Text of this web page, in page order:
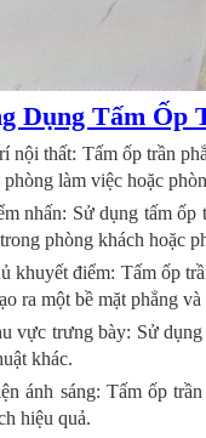
Dụng Tấm Ốp
nội thất: Tấm ốp trần
làm việc hoặc
nhấn: Sử dụng tấm
phòng khách hoặc
khuyết điểm: Tấm ốp
ra một bề mặt phẳng và
vực trưng bày: Sử
khác.
ánh sáng: Tấm ốp
hiệu quả.